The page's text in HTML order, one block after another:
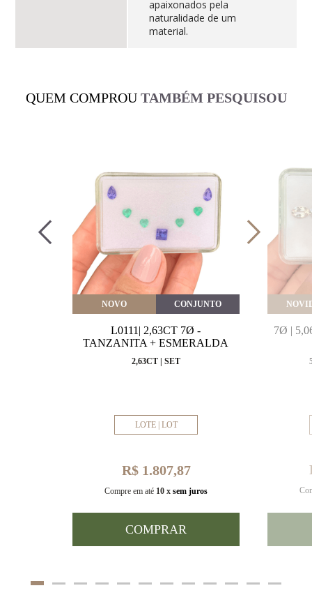
apaixonados pela
naturalidade de um
material.
QUEM COMPROU TAMBÉM PESQUISOU
NOVO CONJUNTO
L0111| 2,63CT 7Ø -
TANZANITA + ESMERALDA
2,63CT | SET
LOTE | LOT
R$ 1.807,87
Compre em até 10 x sem juros
COMPRAR
7Ø |